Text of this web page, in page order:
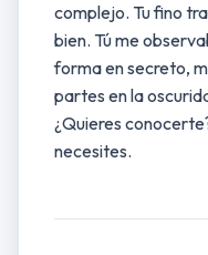
complejo. Tu fino
bien. Tú me
forma en secreto,
partes en la
¿Quieres
necesites.